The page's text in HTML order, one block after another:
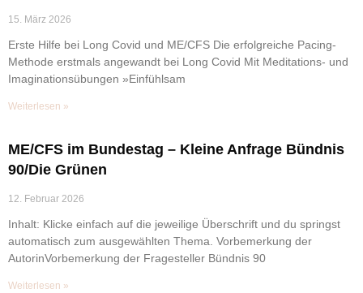
15. März 2026
Erste Hilfe bei Long Covid und ME/CFS Die erfolgreiche Pacing-
Methode erstmals angewandt bei Long Covid Mit Meditations- und
Imaginationsübungen »Einfühlsam
Weiterlesen »
ME/CFS im Bundestag – Kleine Anfrage Bündnis
90/Die Grünen
12. Februar 2026
Inhalt: Klicke einfach auf die jeweilige Überschrift und du springst
automatisch zum ausgewählten Thema. Vorbemerkung der
AutorinVorbemerkung der Fragesteller Bündnis 90
Weiterlesen »